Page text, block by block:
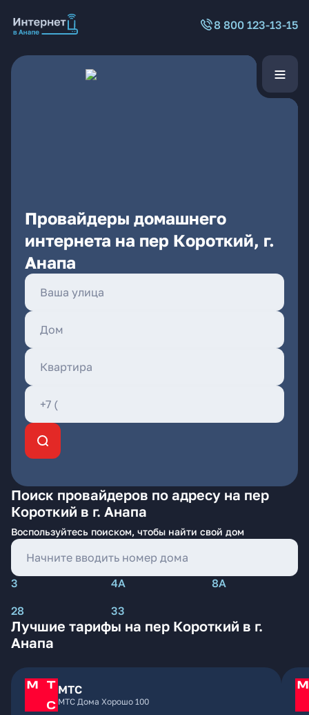
8 800 123-13-15
Провайдеры домашнего
интернета на пер Короткий, г.
Анапа
Поиск провайдеров по адресу на пер
Короткий в г. Анапа
Воспользуйтесь поиском, чтобы найти свой дом
3 4А
8А
28
33
Лучшие тарифы на пер Короткий в г.
Анапа
МТС
МТС Дома Хорошо 100